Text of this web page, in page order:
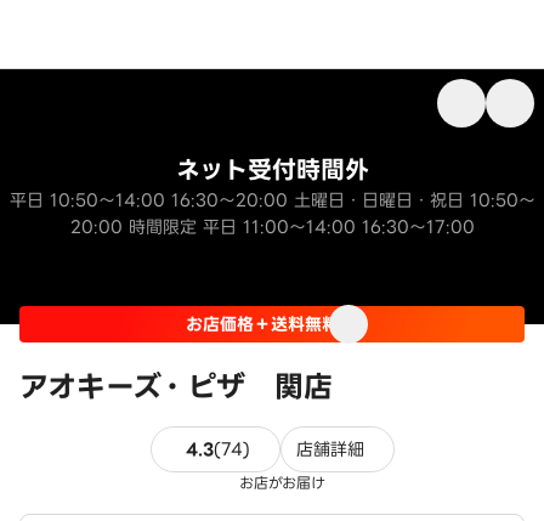
アオキーズ・ピザ 関店
ネット受付時間外
平日 10:50～14:00 16:30～20:00 土曜日・日曜日・祝日 10:50～
20:00 時間限定 平日 11:00～14:00 16:30～17:00
お店価格＋送料無料
4.3(74)74件のレビュー
店舗詳細
お店がお届け